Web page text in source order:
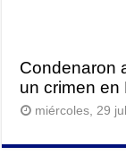
Condenaron
un crimen en
miércoles, 29